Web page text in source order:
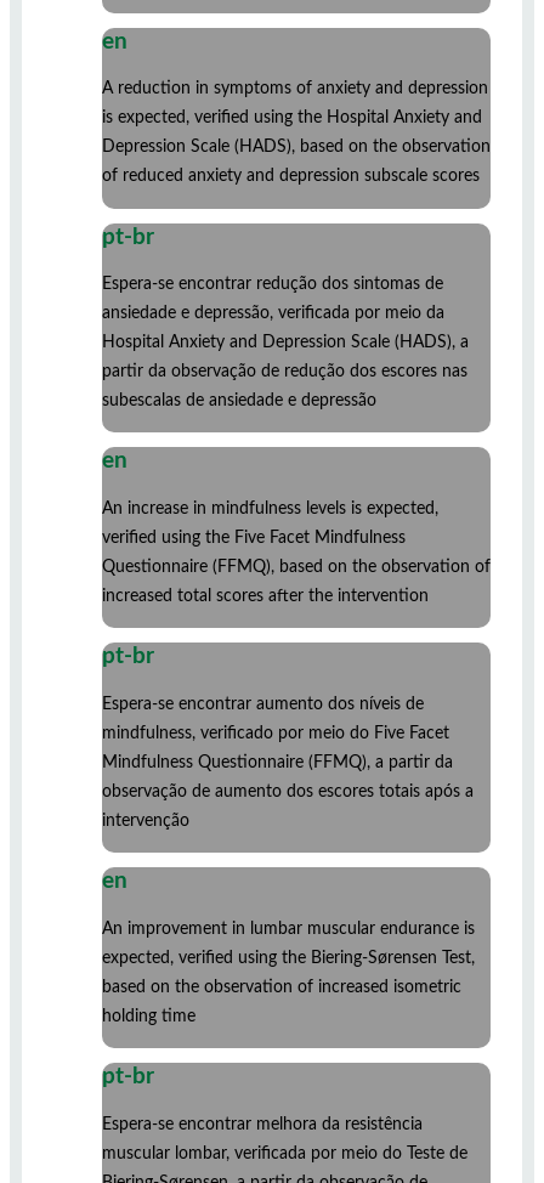
en
A reduction in symptoms of anxiety and depression
is expected, verified using the Hospital Anxiety and
Depression Scale (HADS), based on the observation
of reduced anxiety and depression subscale scores
pt-br
Espera-se encontrar redução dos sintomas de
ansiedade e depressão, verificada por meio da
Hospital Anxiety and Depression Scale (HADS), a
partir da observação de redução dos escores nas
subescalas de ansiedade e depressão
en
An increase in mindfulness levels is expected,
verified using the Five Facet Mindfulness
Questionnaire (FFMQ), based on the observation of
increased total scores after the intervention
pt-br
Espera-se encontrar aumento dos níveis de
mindfulness, verificado por meio do Five Facet
Mindfulness Questionnaire (FFMQ), a partir da
observação de aumento dos escores totais após a
intervenção
en
An improvement in lumbar muscular endurance is
expected, verified using the Biering-Sørensen Test,
based on the observation of increased isometric
holding time
pt-br
Espera-se encontrar melhora da resistência
muscular lombar, verificada por meio do Teste de